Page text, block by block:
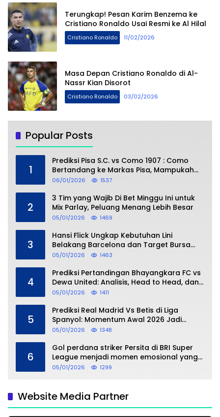
Terungkap! Pesan Karim Benzema ke
Cristiano Ronaldo Usai Resmi ke Al Hilal
Cristiano Ronaldo 11/02/2026
Masa Depan Cristiano Ronaldo di Al-
Nassr Kian Disorot
Cristiano Ronaldo 03/02/2026
Popular Posts
1
Prediksi Pisa S.C. vs Como 1907 : Como
Bertandang ke Markas Pisa, Mampukah
Asuhan Cesc Fàbregas Mencuri Poin?
06/01/2026 1537
2
3 Tim yang Wajib Di Bet Minggu Ini untuk
Mix Parlay, Peluang Menang Lebih Besar
05/01/2026 1469
3
Hansi Flick Ungkap Kebutuhan Lini
Belakang Barcelona dan Target Bursa
Transfer Januari
05/01/2026 1463
4
Prediksi Pertandingan Bhayangkara FC vs
Dewa United: Analisis, Head to Head, dan
Perkiraan Skor
05/01/2026 1411
5
Prediksi Real Madrid Vs Betis di Liga
Spanyol: Momentum Awal 2026 Jadi
Taruhan
05/01/2026 1348
6
Gol perdana striker Persita di BRI Super
League menjadi momen emosional yang
dipersembahkan untuk sang buah hati
05/01/2026 1299
Website Media Partner